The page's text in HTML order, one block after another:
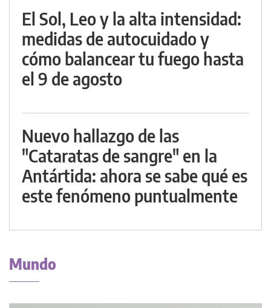
El Sol, Leo y la alta intensidad:
medidas de autocuidado y
cómo balancear tu fuego hasta
el 9 de agosto
Nuevo hallazgo de las
"Cataratas de sangre" en la
Antártida: ahora se sabe qué es
este fenómeno puntualmente
Mundo